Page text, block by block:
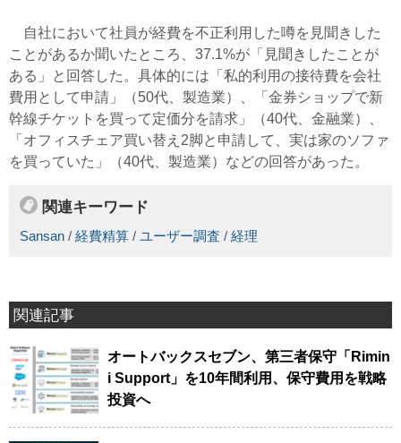
自社において社員が経費を不正利用した噂を見聞きした
ことがあるか聞いたところ、37.1%が「見聞きしたことが
ある」と回答した。具体的には「私的利用の接待費を会社
費用として申請」（50代、製造業）、「金券ショップで新
幹線チケットを買って定価分を請求」（40代、金融業）、
「オフィスチェア買い替え2脚と申請して、実は家のソファ
を買っていた」（40代、製造業）などの回答があった。
関連キーワード
Sansan / 経費精算 / ユーザー調査 / 経理
関連記事
オートバックスセブン、第三者保守「Rimin
i Support」を10年間利用、保守費用を戦略
投資へ